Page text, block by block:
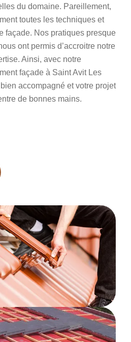
du domaine. Pareillement,
toutes les techniques et
façade. Nos pratiques presque
ont permis d’accroitre notre
Ainsi, avec notre
façade à Saint Avit Les
accompagné et votre projet
de bonnes mains.